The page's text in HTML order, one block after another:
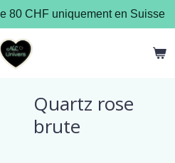
80 CHF uniquement en Suisse
Quartz rose
brute